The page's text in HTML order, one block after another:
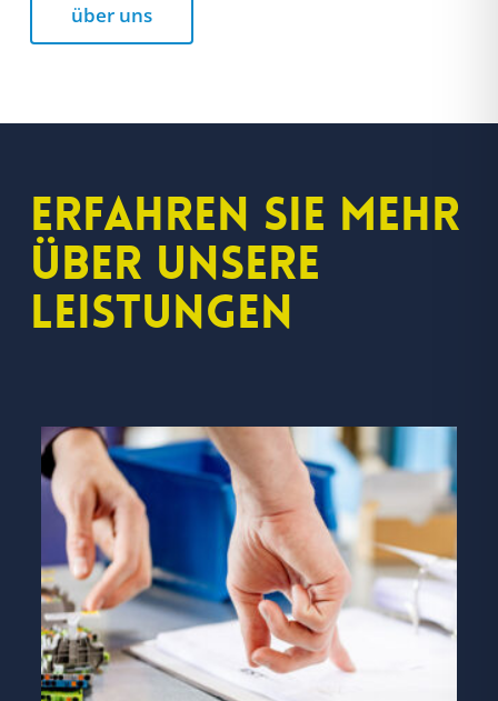
über uns
Erfahren Sie mehr
über unsere
Leistungen